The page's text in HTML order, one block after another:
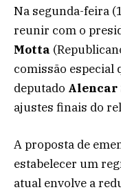
Na segunda-feira
reunir com o
Motta
comissão especial
deputado Alencar
ajustes finais do
A proposta de
estabelecer um
atual envolve a